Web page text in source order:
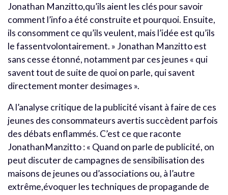
Jonathan Manzitto,qu’ils aient les clés pour savoir
comment l’info a été construite et pourquoi. Ensuite,
ils consomment ce qu’ils veulent, mais l’idée est qu’ils
le fassentvolontairement. » Jonathan Manzitto est
sans cesse étonné, notamment par ces jeunes « qui
savent tout de suite de quoi on parle, qui savent
directement monter desimages ».
A l’analyse critique de la publicité visant à faire de ces
jeunes des consommateurs avertis succèdent parfois
des débats enflammés. C’est ce que raconte
JonathanManzitto : « Quand on parle de publicité, on
peut discuter de campagnes de sensibilisation des
maisons de jeunes ou d’associations ou, à l’autre
extrême,évoquer les techniques de propagande de